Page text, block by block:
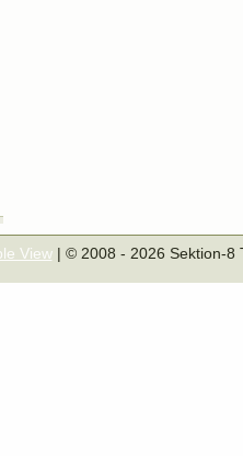
View| © 2008 - 2026 Sektion-8